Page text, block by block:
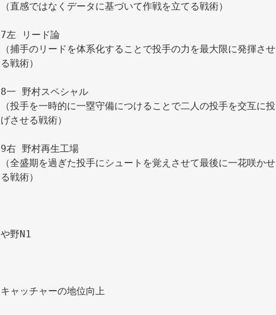
（直感ではなくデータに基づいて作戦を立てる戦術）
7左 リード論
（捕手のリードを体系化することで投手の力を最大限に発揮させ
る戦術）
8一 野村スペシャル
（投手を一時的に一塁守備につけることで二人の投手を交互に投
げさせる戦術）
9右 野村再生工場
（全盛期を過ぎた投手にシュートを覚えさせて最後に一花咲かせ
る戦術）
や野N1
キャッチャーの地位向上